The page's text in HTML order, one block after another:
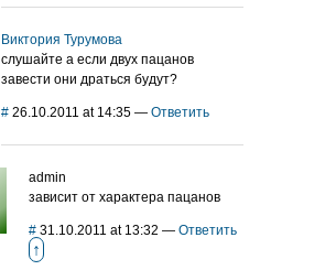
Виктория Турумова
слушайте а если двух пацанов
завести они драться будут?
# 26.10.2011 at 14:35 — Ответить
admin
зависит от характера пацанов
# 31.10.2011 at 13:32 — Ответить
↑